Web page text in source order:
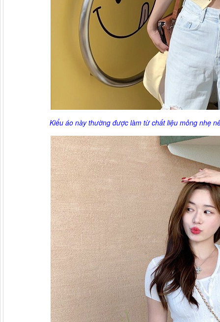
Kiểu áo này thường được làm từ chất liệu mỏng nhẹ